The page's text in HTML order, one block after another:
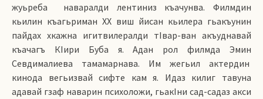
жуьреба наваралди лентиниз къачунва. Филмдин
кьилин къагьриман ХХ виш йисан кьилера гьакъунин
пайдах хкажна игитвилералди тIвар-ван акъуднавай
къачагъ КIири Буба я. Адан рол филмда Эмин
Севдималиева тамамарнава. Им жегьил актердин
кинода вегьизвай сифте кам я. Идаз килиг тавуна
адавай гзаф наварин психоложи, гьакIни сад-садаз акси